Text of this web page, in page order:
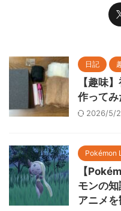
日記
【趣味
作ってみ
2026/5/
Pokémon
【
モンの
アニメを